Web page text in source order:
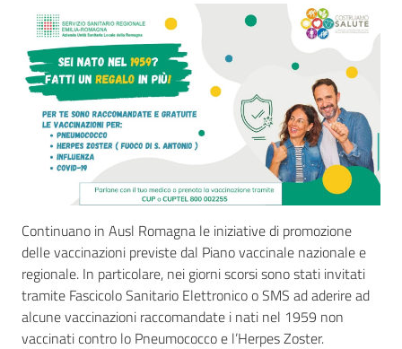
Continuano in Ausl Romagna le iniziative di promozione
delle vaccinazioni previste dal Piano vaccinale nazionale e
regionale. In particolare, nei giorni scorsi sono stati invitati
tramite Fascicolo Sanitario Elettronico o SMS ad aderire ad
alcune vaccinazioni raccomandate i nati nel 1959 non
vaccinati contro lo Pneumococco e l’Herpes Zoster.